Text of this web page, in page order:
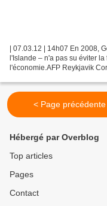
| 07.03.12 | 14h07 En 2008,
l'Islande – n'a pas su éviter
l'économie.AFP Reykjavik
< Page précédente
Hébergé par Overblog
Top articles
Pages
Contact